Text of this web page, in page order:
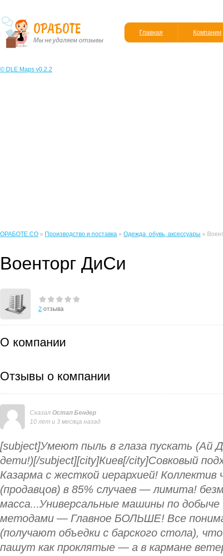
Главная Компании
© DLE Maps v0.2.2
ОРАБОТЕ.CO » Производство и поставка » Одежда, обувь, аксессуары »
Военторг ДиСи
2 отзыва
О компании
Отзывы о компании
Сказал Остап Бендер
10 лет и 3 месяца назад
[subject]Умеют пыль в глаза пускать (Ай
дети!)[/subject][city]Киев[/city]Совковый
Казарма с жесткой иерархией! Коллектив
(продавцов) в 85% случаев — лимита!
масса...Универсальные машины по
методами — Главное БОЛЬШЕ! Все
(получают объедки с барского стола),
пашут как проклятые — а в кармане